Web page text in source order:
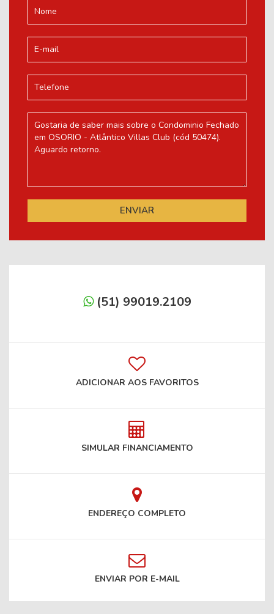
(51) 99019.2109
ADICIONAR AOS FAVORITOS
SIMULAR FINANCIAMENTO
ENDEREÇO COMPLETO
ENVIAR POR E-MAIL